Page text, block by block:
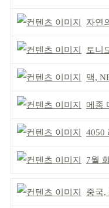
자연의
토니
맥,
메종 마
4050
7월
중국,